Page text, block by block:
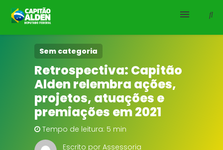
HOME
NOTÍCIAS
BIOGRAFIA
DOWNLOADS
Sem categoria
Retrospectiva: Capitão
Alden relembra ações,
projetos, atuações e
premiações em 2021
Tempo de leitura: 5 min
Escrito por Assessoria